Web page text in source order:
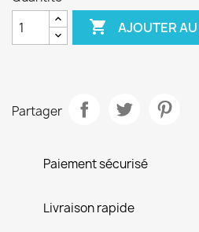
 AJOUTER
Partager
Paiement sécurisé
Livraison rapide